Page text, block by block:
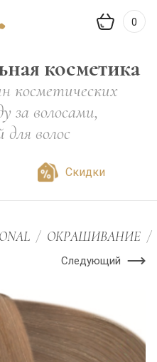
0
косметика
косметических
за волосами,
для волос
Скидки
/ ОКРАШИВАНИЕ /
Следующий